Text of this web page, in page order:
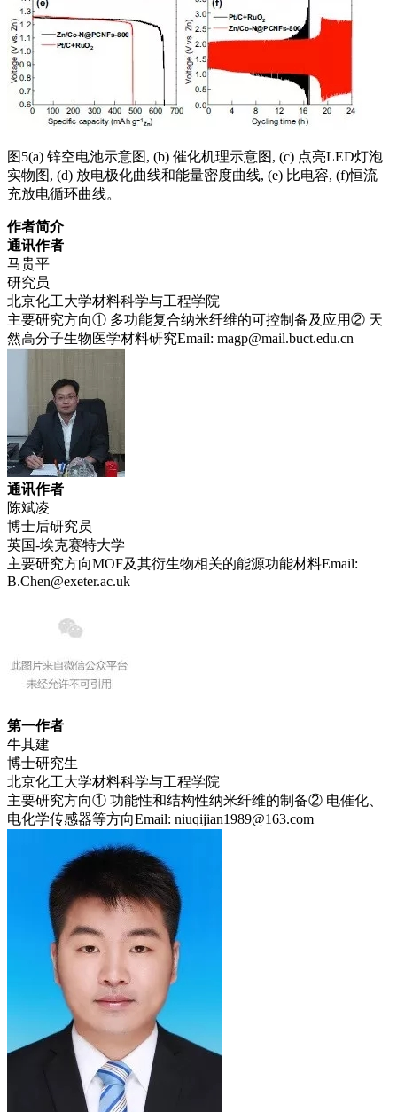
图5(a) 锌空电池示意图, (b) 催化机理示意图, (c) 点亮LED灯泡
实物图, (d) 放电极化曲线和能量密度曲线, (e) 比电容, (f)恒流
充放电循环曲线。
作者简介
通讯作者
马贵平
研究员
北京化工大学材料科学与工程学院
主要研究方向① 多功能复合纳米纤维的可控制备及应用② 天
然高分子生物医学材料研究Email: magp@mail.buct.edu.cn
通讯作者
陈斌凌
博士后研究员
英国-埃克赛特大学
主要研究方向MOF及其衍生物相关的能源功能材料Email:
B.Chen@exeter.ac.uk
第一作者
牛其建
博士研究生
北京化工大学材料科学与工程学院
主要研究方向① 功能性和结构性纳米纤维的制备② 电催化、
电化学传感器等方向Email: niuqijian1989@163.com